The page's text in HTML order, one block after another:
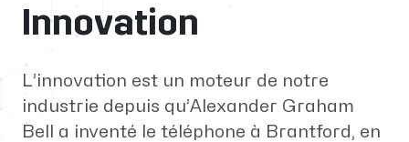
Innovation
L’innovation est un moteur de notre
industrie depuis qu’Alexander Graham
Bell a inventé le téléphone à Brantford, en